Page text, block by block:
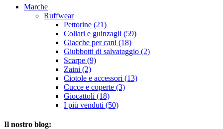
Marche
Ruffwear
Pettorine (21)
Collari e guinzagli (59)
Giacche per cani (18)
Giubbotti di salvataggio (2)
Scarpe (9)
Zaini (2)
Ciotole e accessori (13)
Cucce e coperte (3)
Giocattoli (18)
I più venduti (50)
Il nostro blog: